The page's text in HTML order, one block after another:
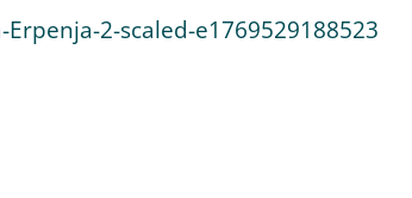
2-scaled-e1769529188523